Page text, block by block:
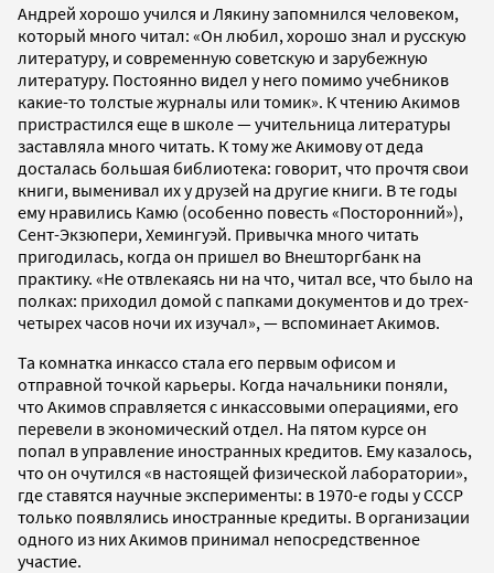
Андрей хорошо учился и Лякину запомнился человеком,
который много читал: «Он любил, хорошо знал и русскую
литературу, и современную советскую и зарубежную
литературу. Постоянно видел у него помимо учебников
какие-то толстые журналы или томик». К чтению Акимов
пристрастился еще в школе — учительница литературы
заставляла много читать. К тому же Акимову от деда
досталась большая библиотека: говорит, что прочтя свои
книги, выменивал их у друзей на другие книги. В те годы
ему нравились Камю (особенно повесть «Посторонний»),
Сент-Экзюпери, Хемингуэй. Привычка много читать
пригодилась, когда он пришел во Внешторгбанк на
практику. «Не отвлекаясь ни на что, читал все, что было на
полках: приходил домой с папками документов и до трех-
четырех часов ночи их изучал», — вспоминает Акимов.
Та комнатка инкассо стала его первым офисом и
отправной точкой карьеры. Когда начальники поняли,
что Акимов справляется с инкассовыми операциями, его
перевели в экономический отдел. На пятом курсе он
попал в управление иностранных кредитов. Ему казалось,
что он очутился «в настоящей физической лаборатории»,
где ставятся научные эксперименты: в 1970-е годы у СССР
только появлялись иностранные кредиты. В организации
одного из них Акимов принимал непосредственное
участие.